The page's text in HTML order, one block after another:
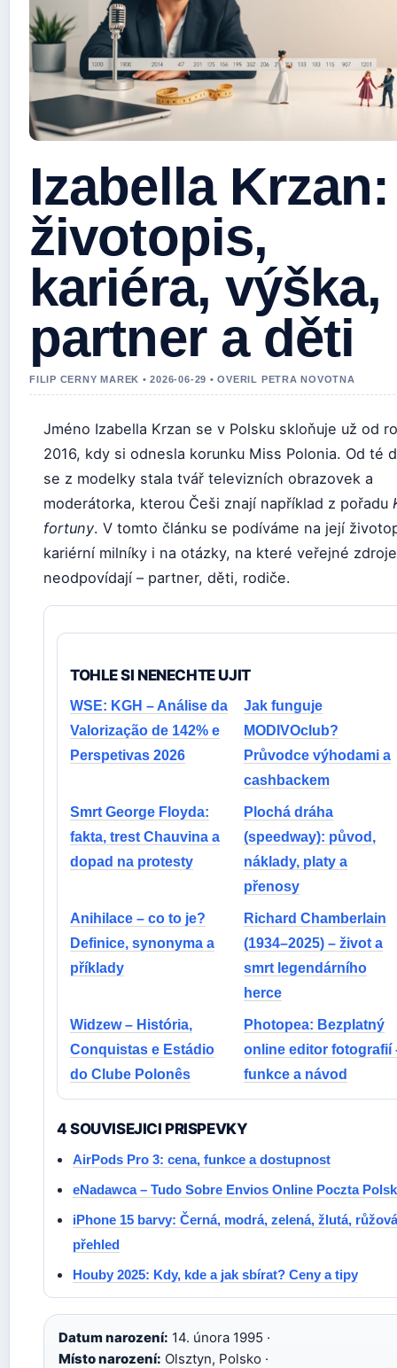
Izabella Krzan:
životopis,
kariéra, výška,
partner a děti
FILIP CERNY MAREK • 2026-06-29 • OVERIL PETRA NOVOTNA
Jméno Izabella Krzan se v Polsku skloňuje už od
2016, kdy si odnesla korunku Miss Polonia. Od té
se z modelky stala tvář televizních obrazovek a
moderátorka, kterou Češi znají například z pořadu
fortuny. V tomto článku se podíváme na její
kariérní milníky i na otázky, na které veřejné zdroje
neodpovídají – partner, děti, rodiče.
TOHLE SI NENECHTE UJIT
WSE: KGH – Análise da
Valorização de 142% e
Perspetivas 2026
Jak funguje
MODIVOclub?
Průvodce výhodami a
cashbackem
Smrt George Floyda:
fakta, trest Chauvina a
dopad na protesty
Plochá dráha
(speedway): původ,
náklady, platy a
přenosy
Anihilace – co to je?
Definice, synonyma a
příklady
Richard Chamberlain
(1934–2025) – život a
smrt legendárního
herce
Widzew – História,
Conquistas e Estádio
do Clube Polonês
Photopea: Bezplatný
online editor fotografií
funkce a návod
4 SOUVISEJICI PRISPEVKY
AirPods Pro 3: cena, funkce a dostupnost
eNadawca – Tudo Sobre Envios Online Poczta
iPhone 15 barvy: Černá, modrá, zelená, žlutá,
přehled
Houby 2025: Kdy, kde a jak sbírat? Ceny a tipy
Datum narození: 14. února 1995 ·
Místo narození: Olsztyn, Polsko ·